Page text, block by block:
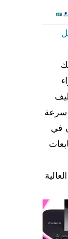
توصيل
سرعة
في